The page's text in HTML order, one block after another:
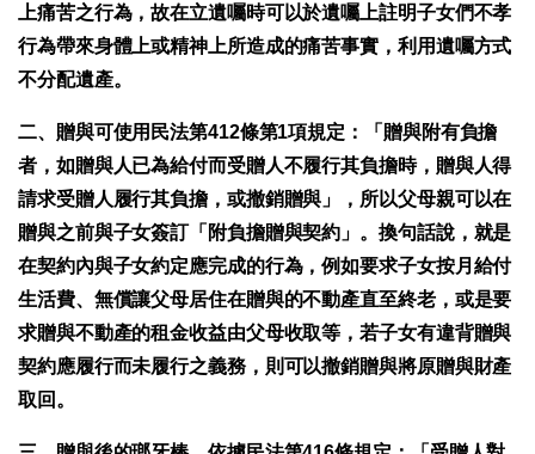
上痛苦之行為，故在立遺囑時可以於遺囑上註明子女們不孝
行為帶來身體上或精神上所造成的痛苦事實，利用遺囑方式
不分配遺產。
二、贈與可使用民法第412條第1項規定 ：「贈與附有負擔
者，如贈與人已為給付而受贈人不履行其負擔時，贈與人得
請求受贈人履行其負擔，或撤銷贈與」，所以父母親可以在
贈與之前與子女簽訂「附負擔贈與契約」。換句話說，就是
在契約內與子女約定應完成的行為，例如要求子女按月給付
生活費、無償讓父母居住在贈與的不動產直至終老，或是要
求贈與不動產的租金收益由父母收取等，若子女有違背贈與
契約應履行而未履行之義務，則可以撤銷贈與將原贈與財產
取回。